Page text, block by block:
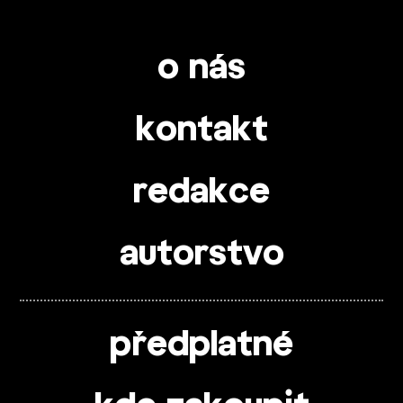
o nás
kontakt
redakce
autorstvo
předplatné